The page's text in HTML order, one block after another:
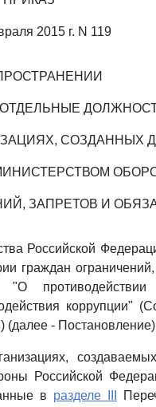
2015 г. N 119
СОЗДАННЫХ
ЗАПРЕТОВ И
Российской
граждан
"О
коррупции"
(далее -
Российской
в разделе III